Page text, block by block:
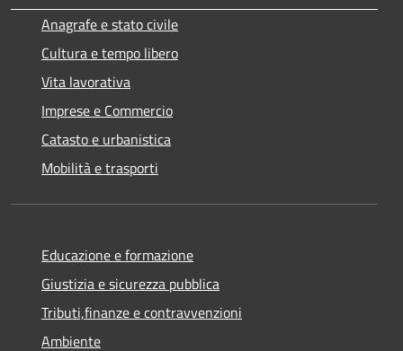
Anagrafe e stato civile
Cultura e tempo libero
Vita lavorativa
Imprese e Commercio
Catasto e urbanistica
Mobilità e trasporti
Educazione e formazione
Giustizia e sicurezza pubblica
Tributi,finanze e contravvenzioni
Ambiente